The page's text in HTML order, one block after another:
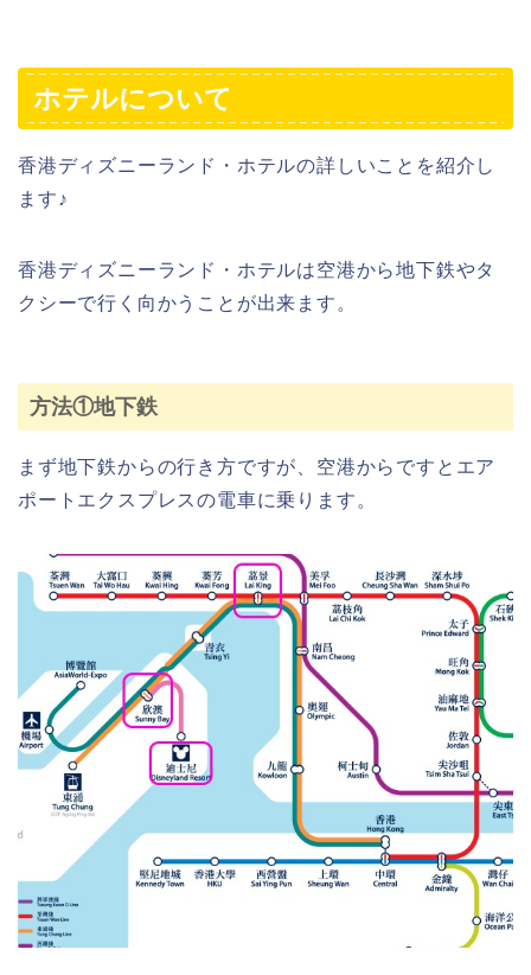
ホテルについて
香港ディズニーランド・ホテルの詳しいことを紹介し
ます♪
香港ディズニーランド・ホテルは空港から地下鉄やタ
クシーで行く向かうことが出来ます。
方法①地下鉄
まず地下鉄からの行き方ですが、空港からですとエア
ポートエクスプレスの電車に乗ります。